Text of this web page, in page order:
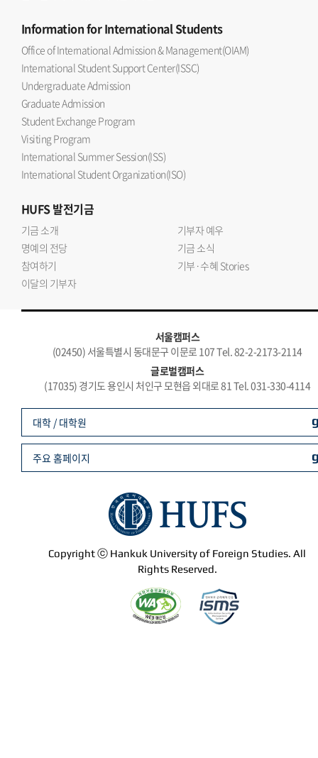
Informationfor International Students
Office of International Admission & Management(OIAM)
International Student Support Center(ISSC)
Undergraduate Admission
Graduate Admission
Student Exchange Program
Visiting Program
International Summer Session(ISS)
International Student Organization(ISO)
HUFS발전기금
기금 소개
기부자 예우
명예의 전당
기금 소식
참여하기
기부·수혜 Stories
이달의 기부자
서울캠퍼스
(02450) 서울특별시 동대문구 이문로 107 Tel. 82-2-2173-2114
글로벌캠퍼스
(17035) 경기도 용인시 처인구 모현읍 외대로 81 Tel. 031-330-4114
Copyright ⓒ Hankuk University of Foreign Studies. All
Rights Reserved.
대학 / 대학원
주요 홈페이지